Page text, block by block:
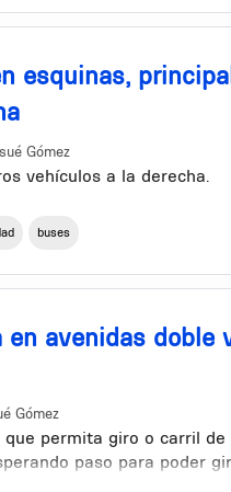
esquinas,
Gómez
vehículos a la derecha.
buses
avenidas doble
Gómez
permita giro o carril de
paso para poder